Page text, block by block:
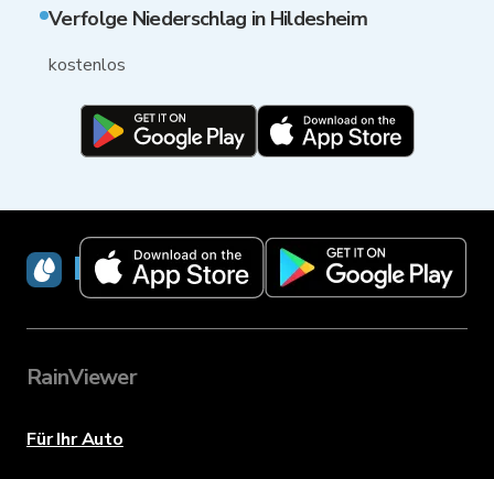
Verfolge Niederschlag in Hildesheim
kostenlos
RainViewer
RainViewer
Für Ihr Auto